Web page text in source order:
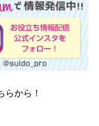
から！